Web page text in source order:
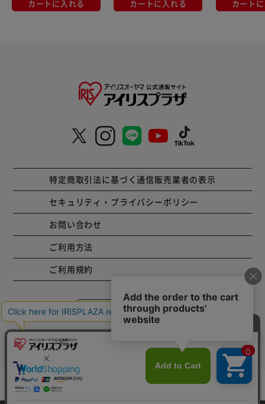
カートに入れる カートに入れる カート
特定商取引法に基づく通信販売業者の表示
セキュリティ・プライバシーポリシー
お問い合わせ
ご利用方法
ご利用規約
コーポレートサイト
Copyright © 2001 IRISPLAZA. ALL Rights Reserved.